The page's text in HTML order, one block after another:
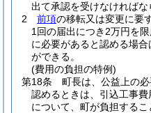
出て承認を受けなければな
2
前項の移転又は変更に要
1回の届出につき2万円を限
に必要があると認める場
ができる。
(費用の負担の特例)
第18条
町長は、公益上の
認めるときは、引込工事
について、町が負担するこ